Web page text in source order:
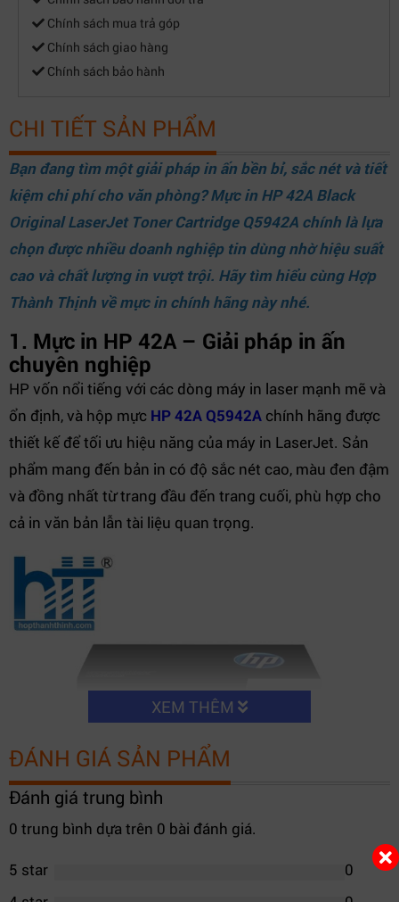
Chính sách mua trả góp
Chính sách giao hàng
Chính sách bảo hành
CHI TIẾT SẢN PHẨM
Bạn đang tìm một giải pháp in ấn bền bỉ, sắc nét và tiết
kiệm chi phí cho văn phòng? Mực in HP 42A Black
Original LaserJet Toner Cartridge Q5942A chính là lựa
chọn được nhiều doanh nghiệp tin dùng nhờ hiệu suất
cao và chất lượng in vượt trội. Hãy tìm hiểu cùngHợp
Thành Thịnh về mực in chính hãng này nhé.
1. Mực in HP 42A – Giải pháp in ấn
chuyên nghiệp
HP vốn nổi tiếng với các dòng máy in laser mạnh mẽ và
ổn định, và hộp mực HP 42A Q5942A chính hãng được
thiết kế để tối ưu hiệu năng của máy in LaserJet. Sản
phẩm mang đến bản in có độ sắc nét cao, màu đen đậm
và đồng nhất từ trang đầu đến trang cuối, phù hợp cho
cả in văn bản lẫn tài liệu quan trọng.
XEM THÊM
ĐÁNH GIÁ SẢN PHẨM
Đánh giá trung bình
0 trung bình dựa trên 0 bài đánh giá.
5 star
0